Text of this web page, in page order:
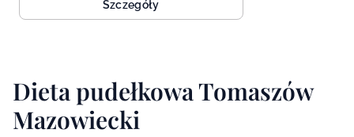
Szczegóły
Dieta pudełkowa Tomaszów
Mazowiecki